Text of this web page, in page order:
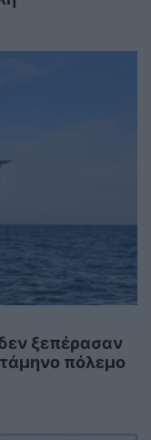
δεν ξεπέρασαν
πόλεμο